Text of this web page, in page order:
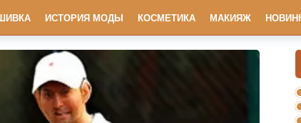
ИСТОРИЯ МОДЫ КОСМЕТИКА МАКИЯЖ